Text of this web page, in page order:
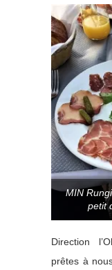
MIN
petit
Direction
prêtes à